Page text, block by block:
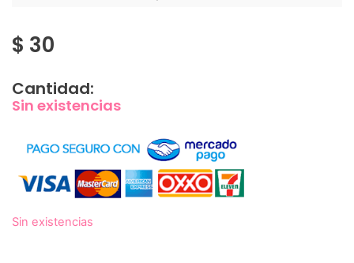
$ 30
Cantidad:
Sin existencias
Sin existencias